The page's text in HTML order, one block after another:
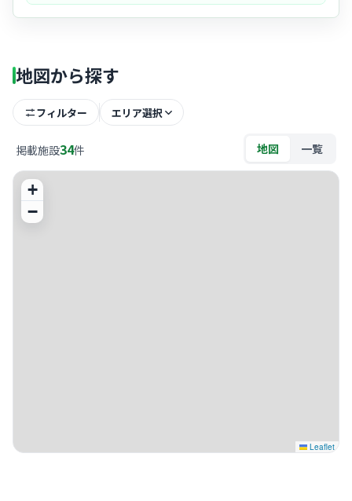
-20代から40代のスタッフが中心となって活躍しており、お互いに助
地図から探す
フィルター エリア選択
掲載施設34件 地図 一覧
+
−
Leaflet